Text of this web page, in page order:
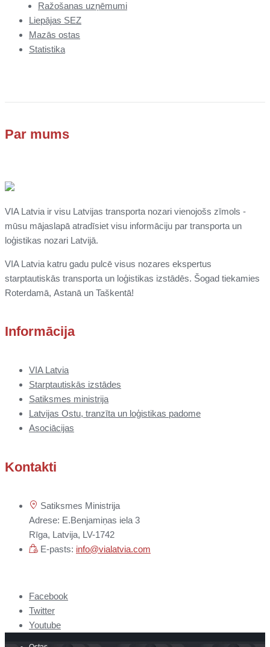
Ražošanas uzņēmumi
Liepājas SEZ
Mazās ostas
Statistika
Par mums
VIA Latvia ir visu Latvijas transporta nozari vienojošs zīmols -
mūsu mājaslapā atradīsiet visu informāciju par transporta un
loģistikas nozari Latvijā.
VIA Latvia katru gadu pulcē visus nozares ekspertus
starptautiskās transporta un loģistikas izstādēs. Šogad tiekamies
Roterdamā, Astanā un Taškentā!
Informācija
VIA Latvia
Starptautiskās izstādes
Satiksmes ministrija
Latvijas Ostu, tranzīta un loģistikas padome
Asociācijas
Kontakti
Satiksmes Ministrija
Adrese: E.Benjamiņas iela 3
Rīga, Latvija, LV-1742
E-pasts: info@vialatvia.com
Facebook
Twitter
Youtube